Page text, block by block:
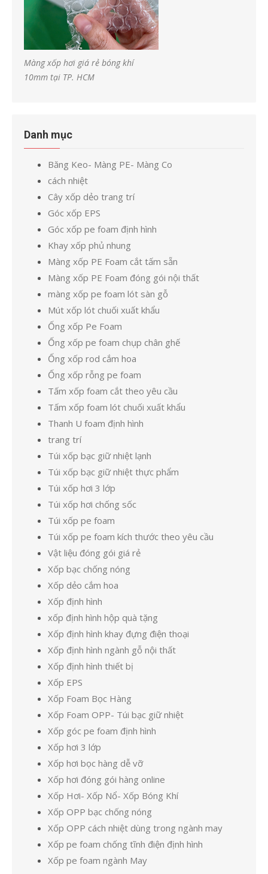
Màng xốp hơi giá rẻ bóng khí
10mm tại TP. HCM
Danh mục
Băng Keo- Màng PE- Màng Co
cách nhiệt
Cây xốp dẻo trang trí
Góc xốp EPS
Góc xốp pe foam định hình
Khay xốp phủ nhung
Màng xốp PE Foam cắt tấm sẵn
Màng xốp PE Foam đóng gói nội thất
màng xốp pe foam lót sàn gỗ
Mút xốp lót chuối xuất khẩu
Ống xốp Pe Foam
Ống xốp pe foam chụp chân ghế
Ống xốp rod cắm hoa
Ống xốp rỗng pe foam
Tấm xốp foam cắt theo yêu cầu
Tấm xốp foam lót chuối xuất khẩu
Thanh U foam định hình
trang trí
Túi xốp bạc giữ nhiệt lạnh
Túi xốp bạc giữ nhiệt thực phẩm
Túi xốp hơi 3 lớp
Túi xốp hơi chống sốc
Túi xốp pe foam
Túi xốp pe foam kích thước theo yêu cầu
Vật liệu đóng gói giá rẻ
Xốp bạc chống nóng
Xốp dẻo cắm hoa
Xốp định hình
xốp định hình hộp quà tặng
Xốp định hình khay đựng điện thoại
Xốp định hình ngành gỗ nội thất
Xốp định hình thiết bị
Xốp EPS
Xốp Foam Bọc Hàng
Xốp Foam OPP- Túi bạc giữ nhiệt
Xốp góc pe foam định hình
Xốp hơi 3 lớp
Xốp hơi bọc hàng dễ vỡ
Xốp hơi đóng gói hàng online
Xốp Hơi- Xốp Nổ- Xốp Bóng Khí
Xốp OPP bạc chống nóng
Xốp OPP cách nhiệt dùng trong ngành may
Xốp pe foam chống tĩnh điện định hình
Xốp pe foam ngành May